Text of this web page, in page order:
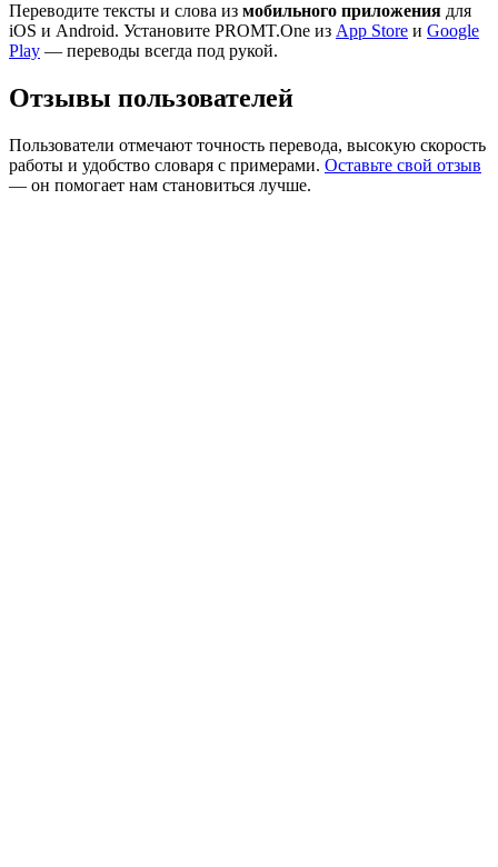
Переводите тексты и слова из мобильного приложения для
iOS и Android. Установите PROMT.One из App Store и Google
Play — переводы всегда под рукой.
Отзывы пользователей
Пользователи отмечают точность перевода, высокую скорость
работы и удобство словаря с примерами. Оставьте свой отзыв
— он помогает нам становиться лучше.